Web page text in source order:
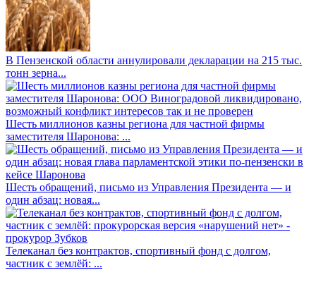
В Пензенской области аннулировали декларации на 215 тыс.
тонн зерна...
Шесть миллионов казны региона для частной фирмы
заместителя Шаронова: ...
Шесть обращений, письмо из Управления Президента — и
один абзац: новая...
Телеканал без контрактов, спортивный фонд с долгом,
частник с землёй: ...